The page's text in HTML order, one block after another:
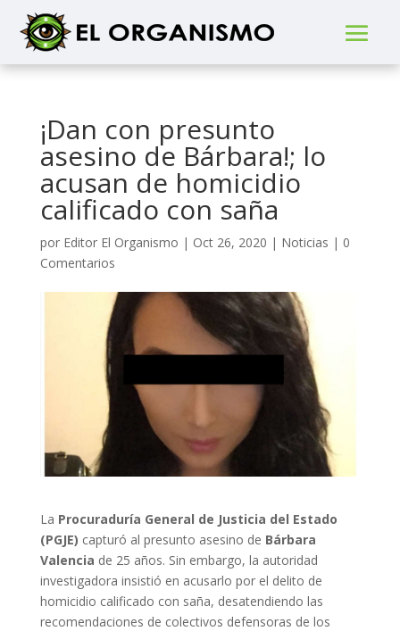
¡Dan con presunto
asesino de Bárbara!; lo
acusan de homicidio
calificado con saña
por Editor El Organismo | Oct 26, 2020 | Noticias | 0
Comentarios
La Procuraduría General de Justicia del Estado
(PGJE) capturó al presunto asesino de Bárbara
Valencia de 25 años. Sin embargo, la autoridad
investigadora insistió en acusarlo por el delito de
homicidio calificado con saña, desatendiendo las
recomendaciones de colectivos defensoras de los